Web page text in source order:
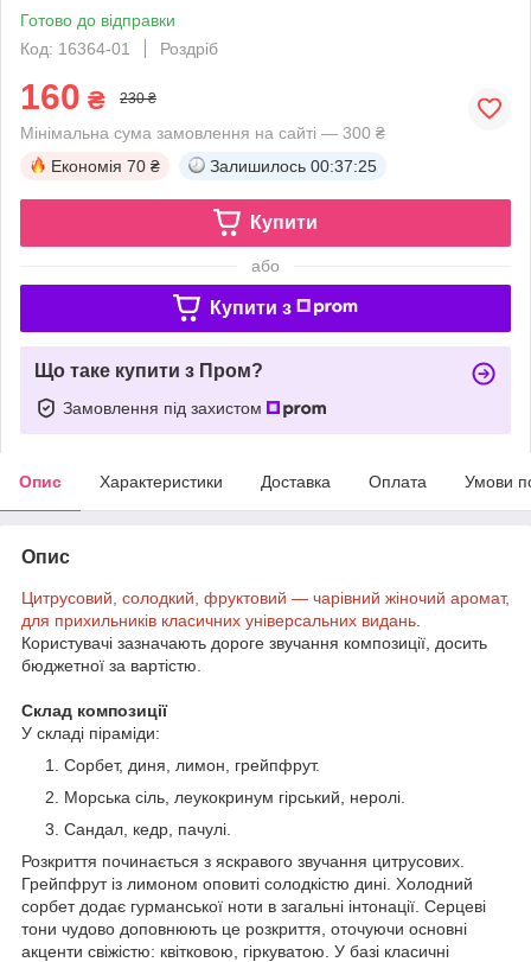
Готово до відправки
Код: 16364-01
Роздріб
160 ₴ 230 ₴
Мінімальна сума замовлення на сайті — 300 ₴
Економія 70 ₴ Залишилось 00:37:24
Купити
або
Купити з
Що таке купити з Пром?
Замовлення під захистом
Опис Характеристики Доставка Оплата Умови
Опис
Цитрусовий, солодкий, фруктовий — чарівний жіночий аромат,
для прихильників класичних універсальних видань
Користувачі зазначають дороге звучання композиції, досить
бюджетної за вартістю.
Склад композиції
У складі піраміди:
Сорбет, диня, лимон, грейпфрут.
Морська сіль, леукокринум гірський, неролі.
Сандал, кедр, пачулі.
Розкриття починається з яскравого звучання цитрусових.
Грейпфрут із лимоном оповиті солодкістю дині. Холодний
сорбет додає гурманської ноти в загальні інтонації. Серцеві
тони чудово доповнюють це розкриття, оточуючи основні
акценти свіжістю: квітковою, гіркуватою. У базі класичні